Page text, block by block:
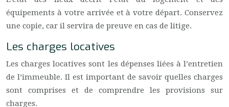
équipements à votre arrivée et à votre départ. Conservez
une copie, car il servira de preuve en cas de litige.
Les charges locatives
Les charges locatives sont les dépenses liées à l’entretien
de l’immeuble. Il est important de savoir quelles charges
sont comprises et de comprendre les provisions sur
charges.